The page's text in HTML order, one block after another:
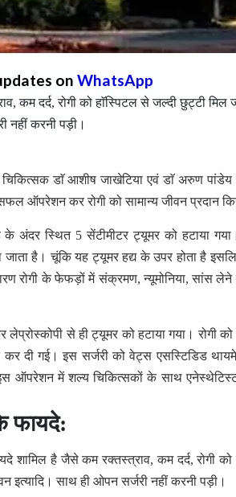
on WhatsApp
कम दर्द, रोगी को हाॅस्पिटल से जल्दी छुट्टी मिल
नहीं करनी पड़ी।
डाॅ आशीष जाखेटिया एवं डाॅ अरुण पांडेय
सफल ऑपरेशन कर रोगी को सामान्य जीवन प्रदान
स्थित 5 सेंटीमीटर ट्यूमर को हटाया गया।
है। चूंकि यह ट्यूमर हद्य के उपर होता है
रोगी के फेफड़ों में संक्रमण, न्यूमोनिया, सांस
लेप्रोस्कोपी से ही ट्यूमर को हटाया गया। रोगी
कर दी गई। इस सर्जरी को वेट्स एसस्टिडिड
इस ऑपरेशन में शल्य चिकित्सकों के साथ एनेस्थेटिस्ट
फायदे:
शामिल है जैसे कम रक्तस्त्राव, कम दर्द, रोगी
इत्यादि। साथ ही ओपन सर्जरी नहीं करनी पड़ी।